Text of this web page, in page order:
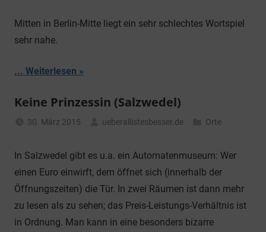
Mitten in Berlin-Mitte liegt ein sehr schlechtes Wortspiel
sehr nahe.
... Weiterlesen
Keine Prinzessin (Salzwedel)
30. März 2015 ueberallistesbesser.de Orte
In Salzwedel gibt es u.a. ein Automatenmuseum: Wer
einen Euro einwirft, dem öffnet sich (innerhalb der
Öffnungszeiten) die Tür. In zwei Räumen ist dann mehr
zu lesen als zu sehen; das Preis-Leistungs-Verhältnis ist
in Ordnung. Man kann in eine besonders bizarre